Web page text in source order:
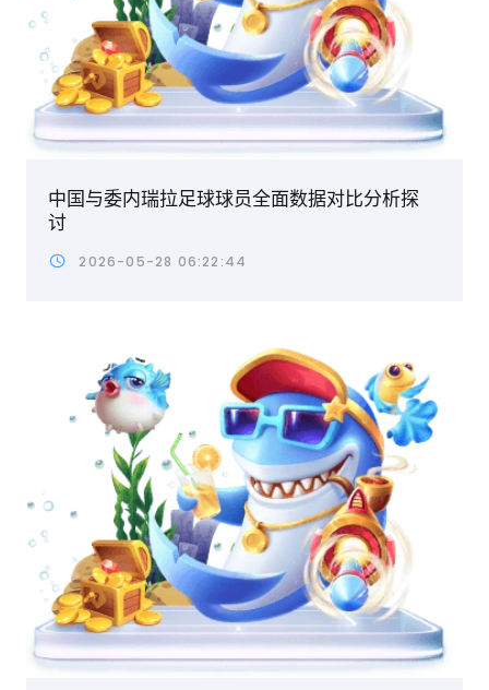
中国与委内瑞拉足球球员全面数据对比分析探
讨
2026-05-28 06:22:44